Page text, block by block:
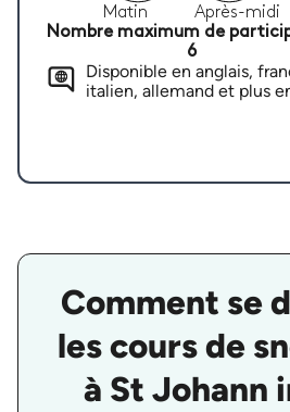
Matin
Après-midi
Nombre maximum de
6
Disponible en anglais,
italien, allemand et plus
Comment se
les cours de
à St Johann